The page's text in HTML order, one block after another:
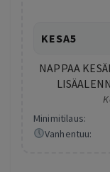
KESA5
NAPPAA
Minimitilaus:
Vanhentuu: